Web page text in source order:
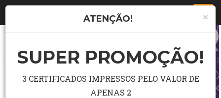
×
ATENÇÃO!
SUPER PROMOÇÃO!
3 CERTIFICADOS IMPRESSOS PELO VALOR DE
APENAS 2